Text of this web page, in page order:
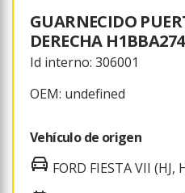
GUARNECIDO
DERECHA
Id interno: 306001
OEM: undefined
Vehículo de origen
FORD FIESTA VII (HJ,